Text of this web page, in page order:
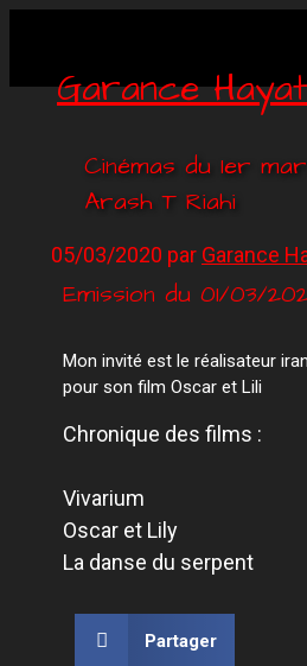
Garance Hayat
Cinémas du 1er
Arash T Riahi
05/03/2020 par Garance
Emission du 01/03/
Mon invité est le réalisateur
pour son film Oscar et Lili
Chronique des films :
Vivarium
Oscar et Lily
La danse du serpent
Partager